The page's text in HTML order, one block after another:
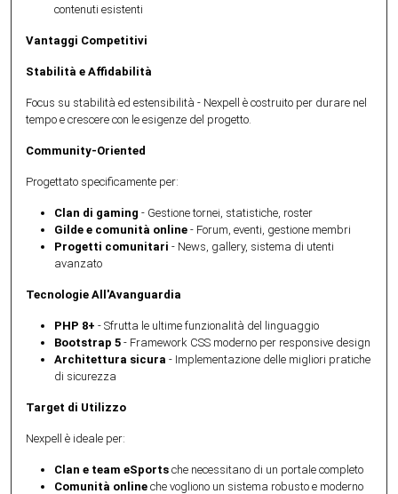
contenuti esistenti
Vantaggi Competitivi
Stabilità e Affidabilità
Focus su stabilità ed estensibilità - Nexpell è costruito per durare nel
tempo e crescere con le esigenze del progetto.
Community-Oriented
Progettato specificamente per:
Clan di gaming - Gestione tornei, statistiche, roster
Gilde e comunità online - Forum, eventi, gestione membri
Progetti comunitari - News, gallery, sistema di utenti
avanzato
Tecnologie All'Avanguardia
PHP 8+ - Sfrutta le ultime funzionalità del linguaggio
Bootstrap 5 - Framework CSS moderno per responsive design
Architettura sicura - Implementazione delle migliori pratiche
di sicurezza
Target di Utilizzo
Nexpell è ideale per:
Clan e team eSports che necessitano di un portale completo
Comunità online che vogliono un sistema robusto e moderno